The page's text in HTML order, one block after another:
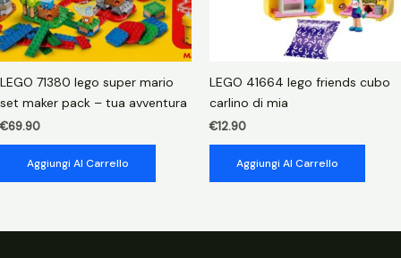
LEGO 71380 lego super mario
set maker pack – tua avventura
€69.90
Aggiungi Al Carrello
LEGO 41664 lego friends cubo
carlino di mia
€12.90
Aggiungi Al Carrello